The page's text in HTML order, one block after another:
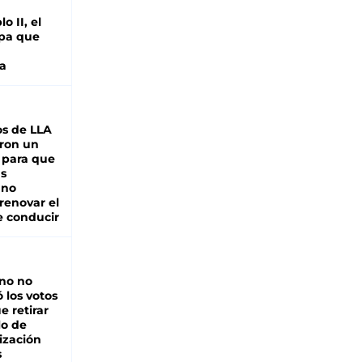
II, el
que
de LLA
un
que
el
conducir
no
los votos
retirar
de